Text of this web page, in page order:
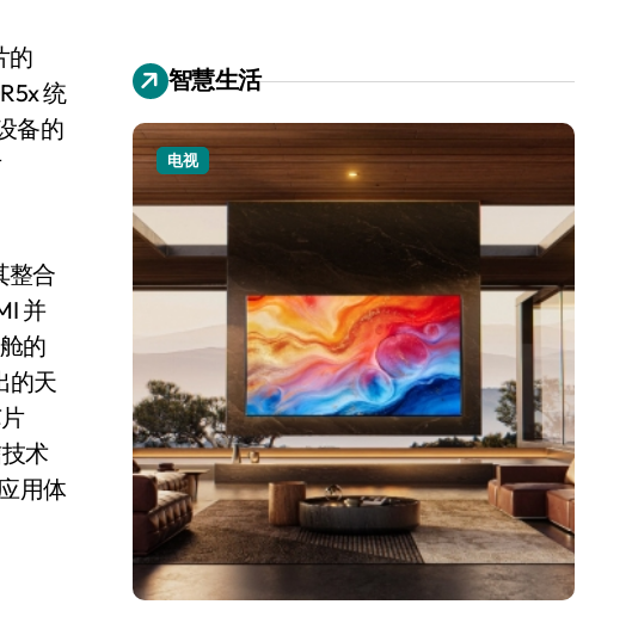
的
统
备的
整合
并
的
的天
术
用体
智慧生活
电视